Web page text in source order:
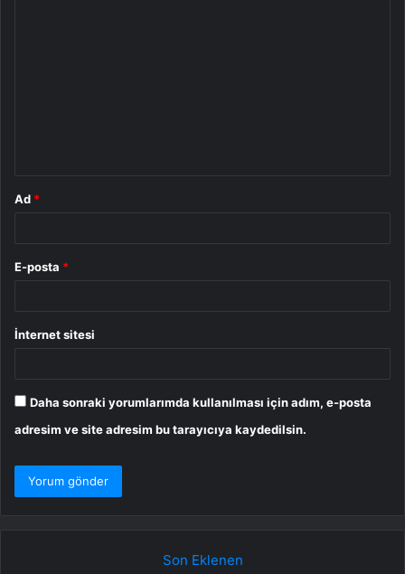
Ad *
E-posta *
İnternet sitesi
Daha sonraki yorumlarımda kullanılması için adım, e-posta
adresim ve site adresim bu tarayıcıya kaydedilsin.
Son Eklenen